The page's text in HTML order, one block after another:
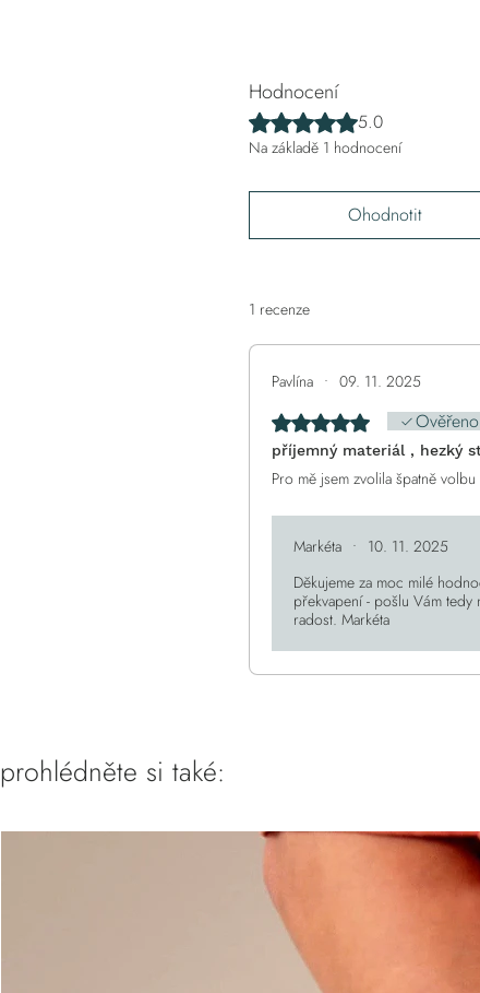
Hodnocení
Hodnoceno 5 z 5 hvězdiček.
5.0
Na základě 1 hodnocení
Ohodnotit
1 recenze
Pavlína • 09. 11. 2025
Hodnoceno 5 z 5 hvězdiček.
Ověřeno
příjemný materiál , hezký
Pro mě jsem zvolila špatně
Markéta • 10. 11. 2025
Děkujeme za moc milé
překvapení - pošlu Vám tedy
radost. Markéta
prohlédněte si také: